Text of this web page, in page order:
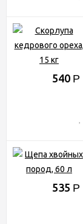
540 Р
535 Р